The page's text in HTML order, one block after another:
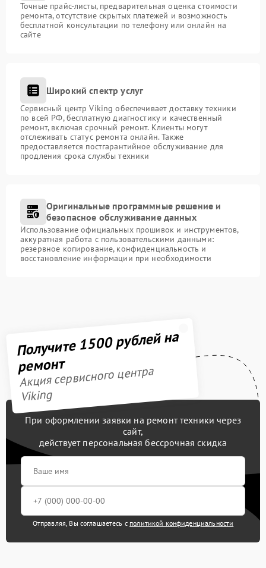
Точные прайс-листы, предварительная оценка стоимости
ремонта, отсутствие скрытых платежей и возможность
бесплатной консультации по телефону или онлайн на
сайте
Широкий спектр услуг
Сервисный центр Viking обеспечивает доставку техники
по всей РФ, бесплатную диагностику и качественный
ремонт, включая срочный ремонт. Клиенты могут
отслеживать статус ремонта онлайн. Также
предоставляется постгарантийное обслуживание для
продления срока службы техники
Оригинальные программные решение и
безопасное обслуживание данных
Использование официальных прошивок и инструментов,
аккуратная работа с пользовательскими данными:
резервное копирование, конфиденциальность и
восстановление информации при необходимости
Получите 1500 рублей на
ремонт
Акция сервисного центра
Viking
При оформлении заявки на ремонт техники через
сайт,
действует персональная бессрочная скидка
Отправляя, Вы соглашаетесь с политикой конфиденциальности